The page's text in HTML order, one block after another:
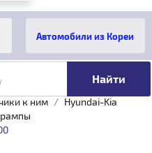
Автомобили из Кореи
аппаратура
к ним
Hyundai-Kia